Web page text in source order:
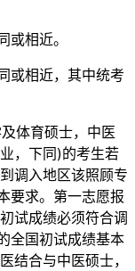
相近。
相近，其中统考
体育硕士，中医
，下同)的考生若
调入地区该照顾专
要求。第一志愿报
试成绩必须符合调
全国初试成绩基本
结合与中医硕士，